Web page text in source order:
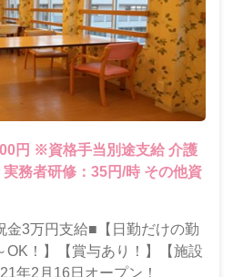
給 介護
務者研修：35円/時 その他資
金3万円支給■【日勤だけの勤
OK！】【賞与あり！】【施設
年2月16日オープン！